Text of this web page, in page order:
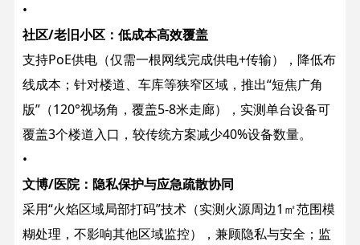
•
社区/老旧小区：低成本高效覆盖
支持PoE供电（仅需一根网线完成供电+传输），降低布
线成本；针对楼道、车库等狭窄区域，推出“短焦广角
版”（120°视场角，覆盖5-8米走廊），实测单台设备可
覆盖3个楼道入口，较传统方案减少40%设备数量。
•
文博/医院：隐私保护与应急疏散协同
采用“火焰区域局部打码”技术（实测火源周边1㎡范围模
糊处理，不影响其他区域监控），兼顾隐私与安全；监